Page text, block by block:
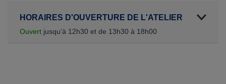
HORAIRES D'OUVERTURE DE L'ATELIER
Ouvert jusqu'à 12h30 et de 13h30 à 18h00